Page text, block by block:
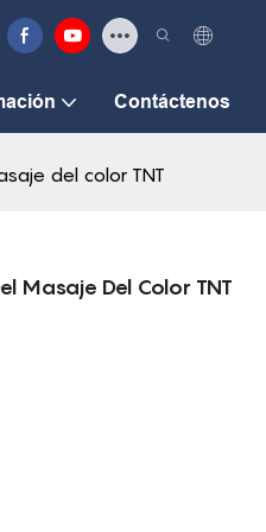
Contáctenos
del color TNT
Masaje Del Color TNT